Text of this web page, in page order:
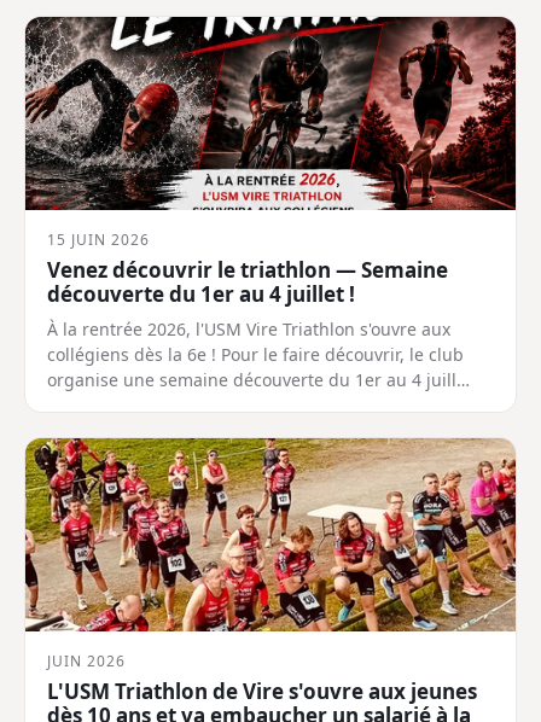
15 JUIN 2026
Venez découvrir le triathlon — Semaine
découverte du 1er au 4 juillet !
À la rentrée 2026, l'USM Vire Triathlon s'ouvre aux
collégiens dès la 6e ! Pour le faire découvrir, le club
organise une semaine découverte du 1er au 4 juill…
JUIN 2026
L'USM Triathlon de Vire s'ouvre aux jeunes
dès 10 ans et va embaucher un salarié à la